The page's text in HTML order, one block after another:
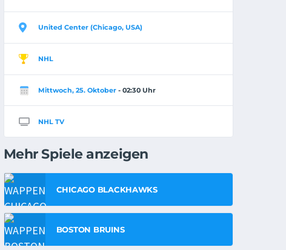
United Center (Chicago, USA)
NHL
Mittwoch, 25. Oktober- 02:30 Uhr
NHL TV
Mehr Spiele anzeigen
CHICAGO BLACKHAWKS
BOSTON BRUINS